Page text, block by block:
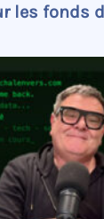
les fonds